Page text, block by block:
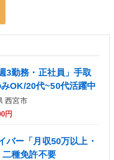
3勤務・正社員」手取
OK/20代~50代活躍中
西宮市
円
バー「月収50万以上・
種免許不要